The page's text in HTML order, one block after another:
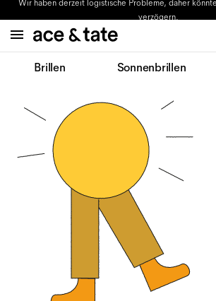
Wir haben derzeit logistische Probleme, daher
verzögern.
Brillen Sonnenbrillen